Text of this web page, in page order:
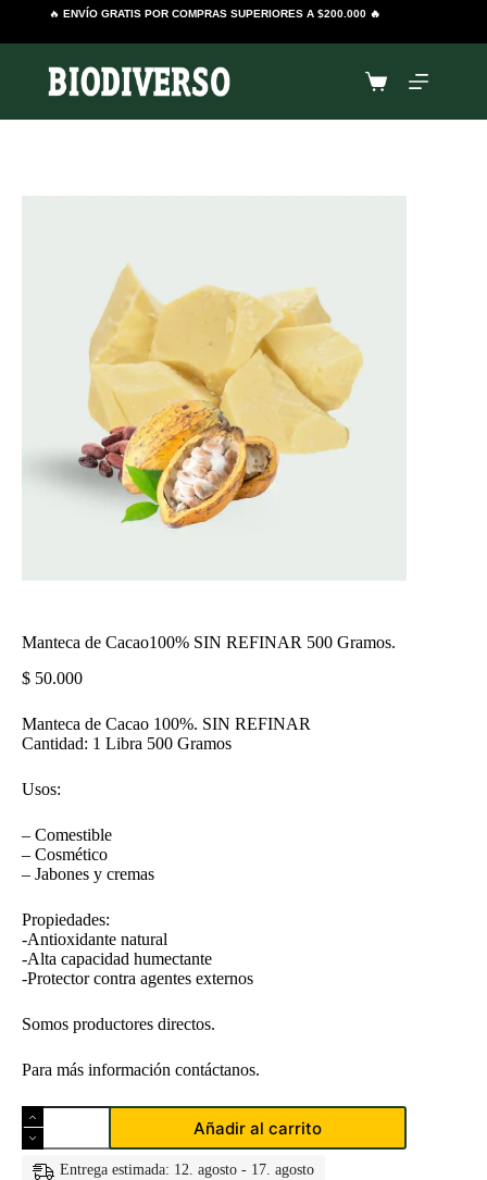
contenido
🔥 ENVÍO GRATIS POR COMPRAS SUPERIORES A $200.000 🔥
Carro
Manteca de Cacao100% SIN REFINAR 500 Gramos.
$ 50.000
Manteca de Cacao 100%. SIN REFINAR
Cantidad: 1 Libra 500 Gramos
Usos:
– Comestible
– Cosmético
– Jabones y cremas
Propiedades:
-Antioxidante natural
-Alta capacidad humectante
-Protector contra agentes externos
Somos productores directos.
Para más información contáctanos.
Manteca
de
Cacao100%
SIN
Añadir al carrito
Entrega estimada: 12. agosto - 17. agosto